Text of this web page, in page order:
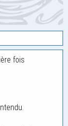
fois